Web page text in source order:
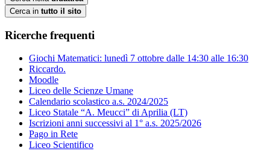
Cerca in tutto il sito
Ricerche frequenti
Giochi Matematici: lunedì 7 ottobre dalle 14:30 alle 16:30
Riccardo.
Moodle
Liceo delle Scienze Umane
Calendario scolastico a.s. 2024/2025
Liceo Statale “A. Meucci” di Aprilia (LT)
Iscrizioni anni successivi al 1° a.s. 2025/2026
Pago in Rete
Liceo Scientifico